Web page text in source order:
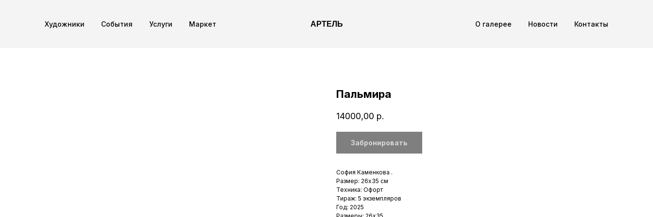
АРТЕЛЬ
Художники Cобытия Услуги Маркет О галерее Новости Контакты
Пальмира
14000,00 р.
Забронировать
София Каменкова .
Размер: 26х35 см
Техника: Офорт
Тираж: 5 экземпляров
Год: 2025